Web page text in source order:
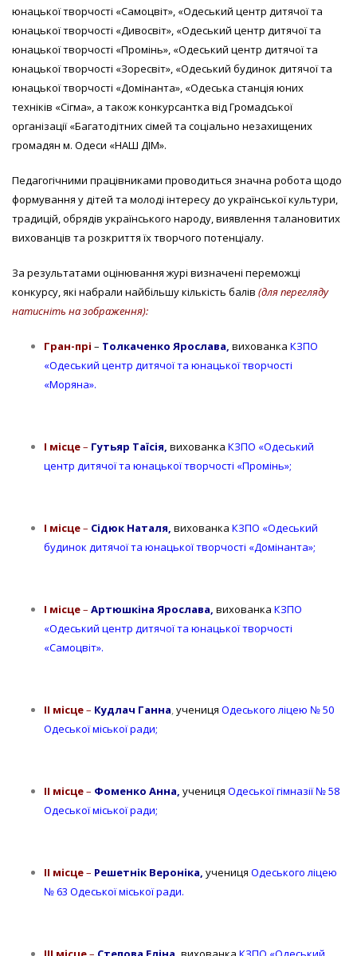
юнацької творчості «Самоцвіт», «Одеський центр дитячої та
юнацької творчості «Дивосвіт», «Одеський центр дитячої та
юнацької творчості «Промінь», «Одеський центр дитячої та
юнацької творчості «Зоресвіт», «Одеський будинок дитячої та
юнацької творчості «Домінанта», «Одеська станція юних
техніків «Сігма», а також конкурсантка від Громадської
організації «Багатодітних сімей та соціально незахищених
громадян м. Одеси «НАШ ДІМ».
Педагогічними працівниками проводиться значна робота щодо
формування у дітей та молоді інтересу до української культури,
традицій, обрядів українського народу, виявлення талановитих
вихованців та розкриття їх творчого потенціалу.
За результатами оцінювання журі визначені переможці
конкурсу, які набрали найбільшу кількість балів (для перегляду
натисніть на зображення):
Гран-прі – Толкаченко Ярослава, вихованка КЗПО
«Одеський центр дитячої та юнацької творчості
«Моряна».
І місце– Гутьяр Таїсія, вихованка КЗПО «Одеський
центр дитячої та юнацької творчості «Промінь»;
І місце– Сідюк Наталя, вихованка КЗПО «Одеський
будинок дитячої та юнацької творчості «Домінанта»;
І місце– Артюшкіна Ярослава, вихованка КЗПО
«Одеський центр дитячої та юнацької творчості
«Самоцвіт».
ІІ місце– Кудлач Ганна учениця Одеського ліцею № 50
Одеської міської ради;
ІІ місце– Фоменко Анна, учениця Одеської гімназії № 58
Одеської міської ради;
ІІ місце– Решетнік Вероніка, учениця Одеського ліцею
№ 63 Одеської міської ради.